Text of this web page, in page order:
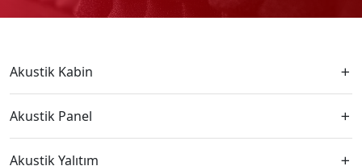
Akustik Kabin
Akustik Panel
Akustik Yalıtım